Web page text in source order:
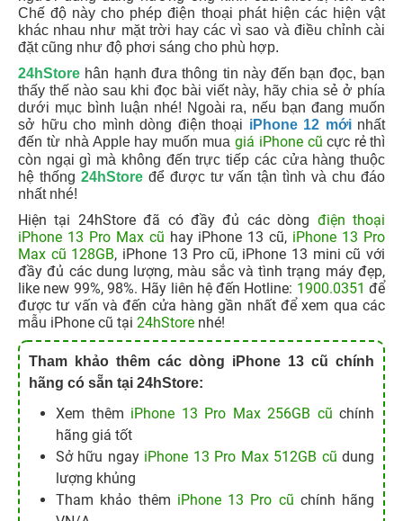
Chế độ này cho phép điện thoại phát hiện các hiện vật
khác nhau như mặt trời hay các vì sao và điều chỉnh cài
đặt cũng như độ phơi sáng cho phù hợp.
24hStore hân hạnh đưa thông tin này đến bạn đọc, bạn
thấy thế nào sau khi đọc bài viết này, hãy chia sẻ ở phía
dưới mục bình luận nhé! Ngoài ra, nếu bạn đang muốn
sở hữu cho mình dòng điện thoại iPhone 12 mớinhất
đến từ nhà Apple hay muốn mua giá iPhone cũ cực rẻ thì
còn ngại gì mà không đến trực tiếp các cửa hàng thuộc
hệ thống 24hStoređể được tư vấn tận tình và chu đáo
nhất nhé!
Hiện tại 24hStore đã có đầy đủ các dòng điện thoại
iPhone 13 Pro Max cũ hay iPhone 13 cũ, iPhone 13 Pro
Max cũ 128GB, iPhone 13 Pro cũ, iPhone 13 mini cũ với
đầy đủ các dung lượng, màu sắc và tình trạng máy đẹp,
like new 99%, 98%. Hãy liên hệ đến Hotline: 1900.0351 để
được tư vấn và đến cửa hàng gần nhất để xem qua các
mẫu iPhone cũ tại 24hStore nhé!
Tham khảo thêm các dòng iPhone 13 cũ chính
hãng có sẵn tại 24hStore:
Xem thêm iPhone 13 Pro Max 256GB cũ chính
hãng giá tốt
Sở hữu ngay iPhone 13 Pro Max 512GB cũ dung
lượng khủng
Tham khảo thêm iPhone 13 Pro cũ chính hãng